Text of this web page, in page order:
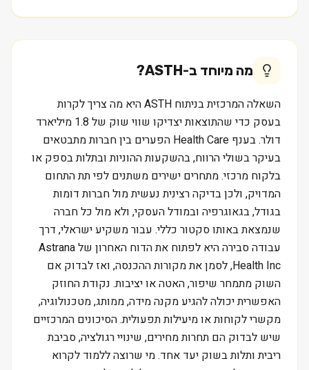
מה מיוחד ב-ASTH
?
השאלה המרכזית בניתוח ASTH היא מה צריך לקרות
בעסק כדי שהתוצאות יצדיקו שווי שוק של 1.8 מיליארד
דולר. בענף Health Care הפערים בין חברות מתבטאים
בעיקר בשולי הרווח, בהשקעות ההוניות ובתלות בספק או
בלקוח מרכזי. מתחרים ישירים משתנים לפי תת התחום
המדויק, ולכן בדיקה רצינית נעשית מול חברות דומות
בגודל, בגאוגרפיה ובמודל העסקי, ולא מול כל חברה
שנמצאת באותו סקטור כללי. עבור משקיע ישראלי, דרך
עבודה סבירה היא לפתוח את הדוח האחרון של Astrana
Health Inc, לסמן את מקורות ההכנסה, ואז לבדוק אם
השוק מתמחר שיפור, האטה או יציבות. נקודת החוזק
האפשרית יכולה להגיע מקנה מידה, ממותג, מטכנולוגיה,
מקשרי לקוחות או מיעילות תפעולית. הסיכונים המרכזיים
שיש לבדוק הם תחרות מחירים, שינויי רגולציה, סביבת
ריבית ותלות בשוק יעד אחד. מי שרוצה ללמוד לקרוא